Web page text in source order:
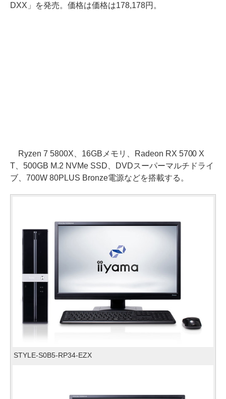
DXX」を発売。価格は価格は178,178円。
Ryzen 7 5800X、16GBメモリ、Radeon RX 5700 X
T、500GB M.2 NVMe SSD、DVDスーパーマルチドライ
ブ、700W 80PLUS Bronze電源などを搭載する。
STYLE-S0B5-RP34-EZX